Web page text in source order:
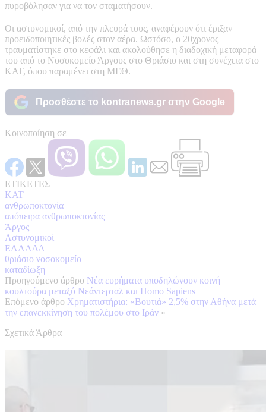
πυροβόλησαν για να τον σταματήσουν.
Οι αστυνομικοί, από την πλευρά τους, αναφέρουν ότι έριξαν
προειδοποιητικές βολές στον αέρα. Ωστόσο, ο 20χρονος
τραυματίστηκε στο κεφάλι και ακολούθησε η διαδοχική μεταφορά
του από το Νοσοκομείο Άργους στο Θριάσιο και στη συνέχεια στο
ΚΑΤ, όπου παραμένει στη ΜΕΘ.
Προσθέστε το kontranews.gr στην Google
Κοινοποίηση σε
ΕΤΙΚΕΤΕΣ
KAT
ανθρωποκτονία
απόπειρα ανθρωποκτονίας
Άργος
Αστυνομικοί
ΕΛΛΑΔΑ
θριάσιο νοσοκομείο
καταδίωξη
Προηγούμενο άρθρο Νέα ευρήματα υποδηλώνουν κοινή
κουλτούρα μεταξύ Νεάντερταλ και Homo Sapiens
Επόμενο άρθρο Χρηματιστήρια: «Βουτιά» 2,5% στην Αθήνα μετά
την επανεκκίνηση του πολέμου στο Ιράν »
Σχετικά Άρθρα